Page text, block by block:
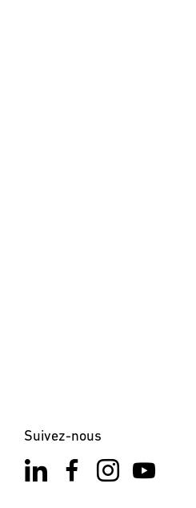
Suivez-nous